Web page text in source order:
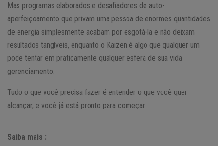
Mas programas elaborados e desafiadores de auto-
aperfeiçoamento que privam uma pessoa de enormes quantidades
de energia simplesmente acabam por esgotá-la e não deixam
resultados tangíveis, enquanto o Kaizen é algo que qualquer um
pode tentar em praticamente qualquer esfera de sua vida
gerenciamento.
Tudo o que você precisa fazer é entender o que você quer
alcançar, e você já está pronto para começar.
Saiba mais :